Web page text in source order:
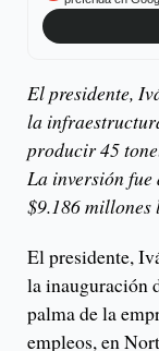
El presidente,
la
producir 45
La inversión fue
$9.186 millones
El presidente,
la inauguración
palma de la
empleos, en